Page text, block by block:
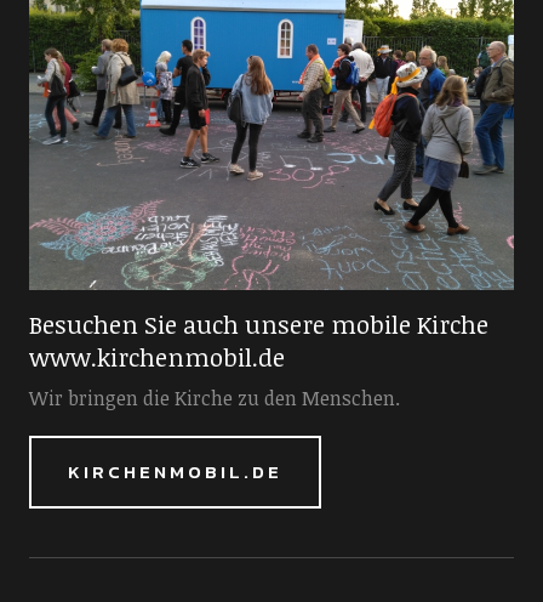
Besuchen Sie auch unsere mobile Kirche
www.kirchenmobil.de
Wir bringen die Kirche zu den Menschen.
KIRCHENMOBIL.DE